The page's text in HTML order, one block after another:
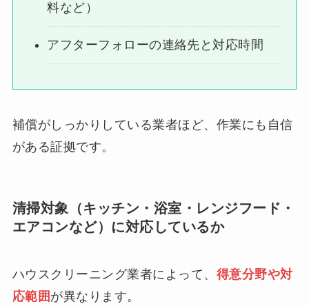
料など）
アフターフォローの連絡先と対応時間
補償がしっかりしている業者ほど、作業にも自信
がある証拠です。
清掃対象（キッチン・浴室・レンジフード・
エアコンなど）に対応しているか
ハウスクリーニング業者によって、 得意分野や対
応範囲 が異なります。